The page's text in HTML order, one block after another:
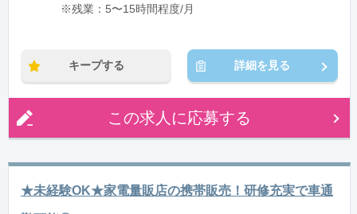
※残業：5〜15時間程度/月
キープする 詳細を見る
この求人に応募する
★未経験OK★家電量販店の携帯販売！研修充実で車通